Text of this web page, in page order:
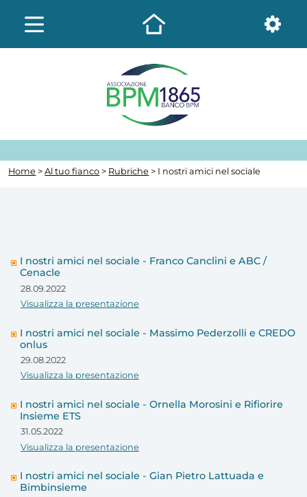
Home >Al tuo fianco > Rubriche > I nostri amici nel sociale
I nostri amici nel sociale - Franco Canclini e ABC /
Cenacle
28.09.2022
Visualizza la presentazione
I nostri amici nel sociale - Massimo Pederzolli e CREDO
onlus
29.08.2022
Visualizza la presentazione
I nostri amici nel sociale - Ornella Morosini e Rifiorire
Insieme ETS
31.05.2022
Visualizza la presentazione
I nostri amici nel sociale - Gian Pietro Lattuada e
Bimbinsieme